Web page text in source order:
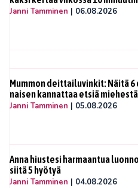
Janni Tamminen | 06.08.2026
Mummon deittailuvinkit: Näitä
naisen kannattaa etsiä miehestä
Janni Tamminen | 05.08.2026
Anna hiustesi harmaantua
siitä 5 hyötyä
Janni Tamminen | 04.08.2026